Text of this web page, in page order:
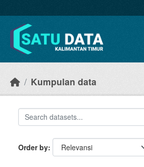
Kumpulan data
Order by